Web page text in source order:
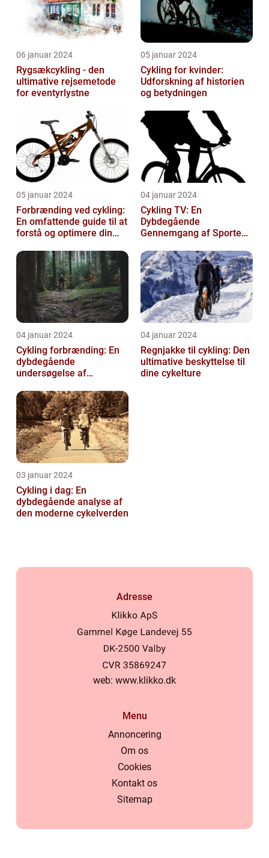
06 januar 2024
Rygsækcykling - den
ultimative rejsemetode
for eventyrlystne
05 januar 2024
Cykling for kvinder:
Udforskning af historien
og betydningen
05 januar 2024
Forbrænding ved cykling:
En omfattende guide til at
forstå og optimere din
04 januar 2024
Cykling TV: En
Dybdegående
Gennemgang af Sportens
04 januar 2024
Cykling forbrænding: En
dybdegående
undersøgelse af
cykling
04 januar 2024
Regnjakke til cykling: Den
ultimative beskyttelse til
dine cykelture
03 januar 2024
Cykling i dag: En
dybdegående analyse af
den moderne cykelverden
Adresse
web: www.klikko.dk
Menu
Annoncering
Om os
Cookies
Kontakt os
Sitemap